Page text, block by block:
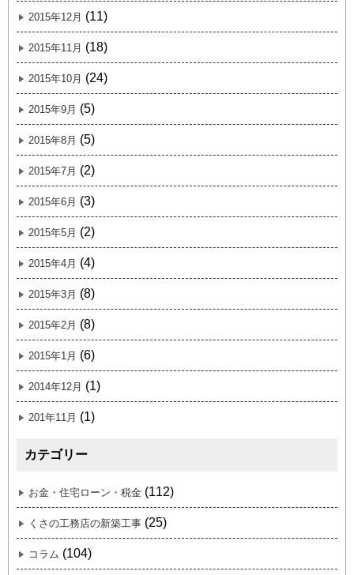
2015年12月 (11)
2015年11月 (18)
2015年10月 (24)
2015年9月 (5)
2015年8月 (5)
2015年7月 (2)
2015年6月 (3)
2015年5月 (2)
2015年4月 (4)
2015年3月 (8)
2015年2月 (8)
2015年1月 (6)
2014年12月 (1)
201年11月 (1)
カテゴリー
お金・住宅ローン・税金 (112)
くさの工務店の新築工事 (25)
コラム (104)